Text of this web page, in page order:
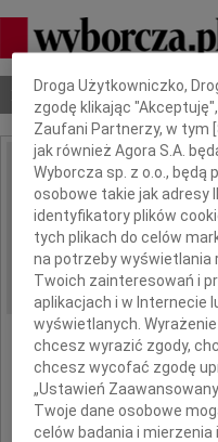
Nekrologi Odeszli
IMIĘ I NAZWISKO:
REGION: Wrocław
DATA EMISJI:
Dbamy o Twoją
Droga Użytkowniczko,
zgodę klikając
Zaufani Partnerzy, w tym [
jak również Agora S.A.
Wyborcza sp. z o.o.,
osobowe takie jak adresy
identyfikatory plików
tych plikach do celów
na potrzeby wyświetlania
Twoich zainteresowań i
aplikacjach i w Internecie
wyświetlanych.
chcesz wyrazić zgody,
chcesz wycofać zgodę
„Ustawień
Twoje dane osobowe
celów badania i